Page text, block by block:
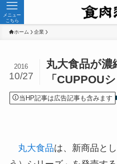
メニュー
こちら
ホーム 企業
丸大食品が濃
「CUPPOU
2016
10/27
当HP記事は広告記事も含みます
丸大食品は、新商品と